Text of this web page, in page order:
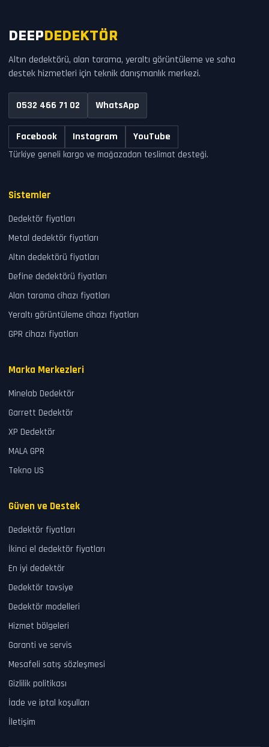
DEEP DEDEKTÖR
Altın dedektörü, alan tarama, yeraltı görüntüleme ve saha
destek hizmetleri için teknik danışmanlık merkezi.
0532 466 71 02 WhatsApp
Facebook Instagram YouTube
Türkiye geneli kargo ve mağazadan teslimat desteği.
Sistemler
Dedektör fiyatları
Metal dedektör fiyatları
Altın dedektörü fiyatları
Define dedektörü fiyatları
Alan tarama cihazı fiyatları
Yeraltı görüntüleme cihazı fiyatları
GPR cihazı fiyatları
Marka Merkezleri
Minelab Dedektör
Garrett Dedektör
XP Dedektör
MALA GPR
Tekno US
Güven ve Destek
Dedektör fiyatları
İkinci el dedektör fiyatları
En iyi dedektör
Dedektör tavsiye
Dedektör modelleri
Hizmet bölgeleri
Garanti ve servis
Mesafeli satış sözleşmesi
Gizlilik politikası
İade ve iptal koşulları
İletişim